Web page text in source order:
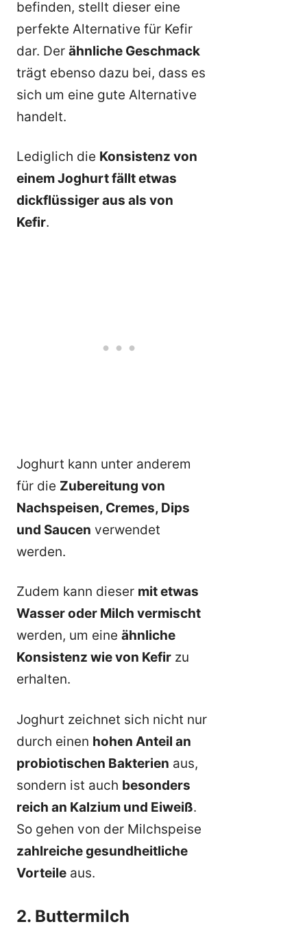
befinden, stellt dieser eine
perfekte Alternative für Kefir
dar. Der ähnliche Geschmack
trägt ebenso dazu bei, dass es
sich um eine gute Alternative
handelt.
Lediglich die Konsistenz von
einem Joghurt fällt etwas
dickflüssiger aus als von
Kefir.
Joghurt kann unter anderem
für die Zubereitung von
Nachspeisen, Cremes, Dips
und Saucen verwendet
werden.
Zudem kann dieser mit etwas
Wasser oder Milch vermischt
werden, um eine ähnliche
Konsistenz wie von Kefir zu
erhalten.
Joghurt zeichnet sich nicht nur
durch einen hohen Anteil an
probiotischen Bakterien aus,
sondern ist auch besonders
reich an Kalzium und Eiweiß.
So gehen von der Milchspeise
zahlreiche gesundheitliche
Vorteile aus.
2. Buttermilch